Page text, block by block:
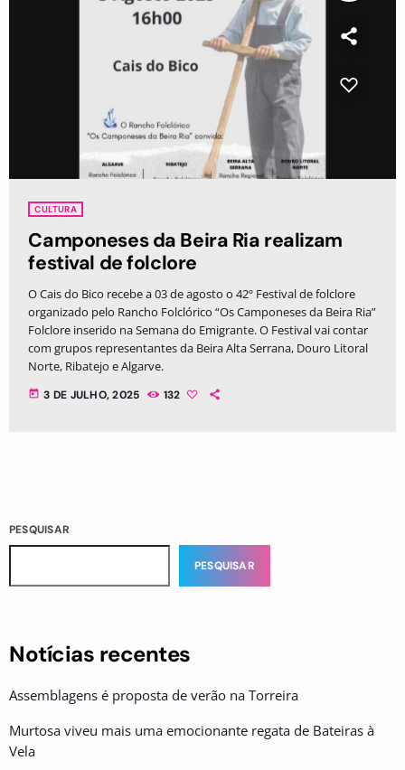
CULTURA
Camponeses da Beira Ria realizam
festival de folclore
O Cais do Bico recebe a 03 de agosto o 42º Festival de folclore
organizado pelo Rancho Folclórico “Os Camponeses da Beira Ria”
Folclore inserido na Semana do Emigrante. O Festival vai contar
com grupos representantes da Beira Alta Serrana, Douro Litoral
Norte, Ribatejo e Algarve.
today 3 DE JULHO, 2025 132
PESQUISAR
PESQUISAR
Notícias recentes
Assemblagens é proposta de verão na Torreira
Murtosa viveu mais uma emocionante regata de Bateiras à
Vela